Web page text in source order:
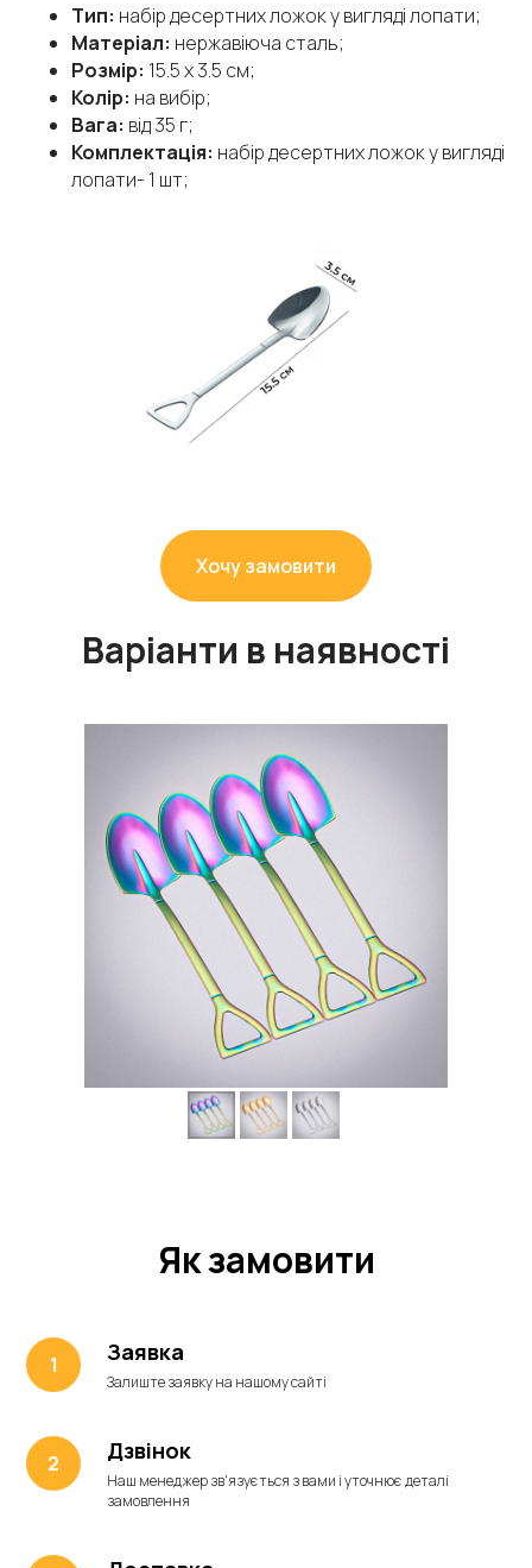
Тип: набір десертних ложок у вигляді лопати;
Матеріал: нержавіюча сталь;
Розмір: 15.5 х 3.5 см;
Колір: на вибір;
Вага: від 35 г;
Комплектація: набір десертних ложок у вигляді
лопати- 1 шт;
Хочу замовити
Варіанти в наявності
Як замовити
Заявка
Залиште заявку на нашому сайті
Дзвінок
Наш менеджер зв'язується з вами і уточнює деталі
замовлення